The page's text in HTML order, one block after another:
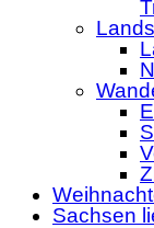
Sachsen